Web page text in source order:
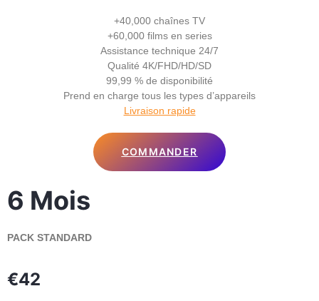
+40,000 chaînes TV
+60,000 films en series
Assistance technique 24/7
Qualité 4K/FHD/HD/SD
99,99 % de disponibilité
Prend en charge tous les types d’appareils
Livraison rapide
COMMANDER
6 Mois
PACK STANDARD
€42